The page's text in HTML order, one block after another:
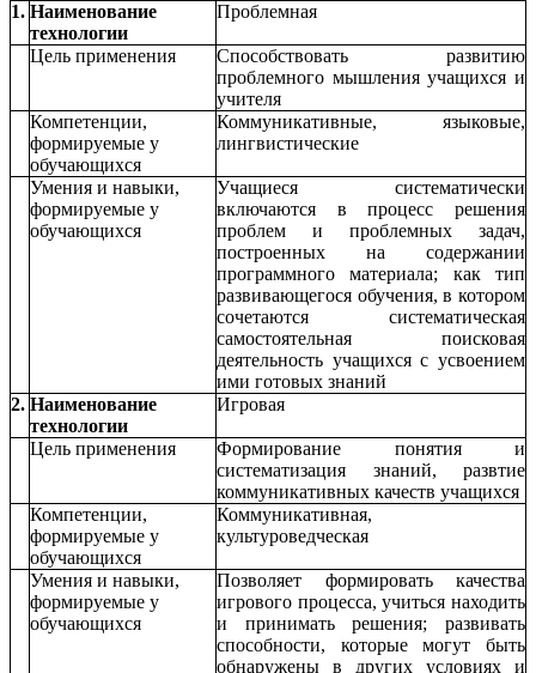
1. Наименование
технологии
Проблемная
Цель применения
Способствовать развитию
проблемного мышления учащихся и
учителя
Компетенции,
формируемые у
обучающихся
Коммуникативные, языковые,
лингвистические
Умения и навыки,
формируемые у
обучающихся
Учащиеся систематически
включаются в процесс решения
проблем и проблемных задач,
построенных на содержании
программного материала; как тип
развивающегося обучения, в котором
сочетаются систематическая
самостоятельная поисковая
деятельность учащихся с усвоением
ими готовых знаний
2. Наименование
технологии
Игровая
Цель применения
Формирование понятия и
систематизация знаний, развтие
коммуникативных качеств учащихся
Компетенции,
формируемые у
обучающихся
Коммуникативная,
культуроведческая
Умения и навыки,
формируемые у
обучающихся
Позволяет формировать качества
игрового процесса, учиться находить
и принимать решения; развивать
способности, которые могут быть
обнаружены в других условиях и